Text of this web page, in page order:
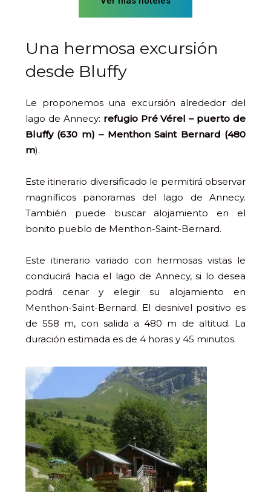
Una hermosa excursión
desde Bluffy
Le proponemos una excursión alrededor del
lago de Annecy: refugio Pré Vérel – puerto de
Bluffy (630 m) – Menthon Saint Bernard (480
m).
Este itinerario diversificado le permitirá observar
magníficos panoramas del lago de Annecy.
También puede buscar alojamiento en el
bonito pueblo de Menthon-Saint-Bernard.
Este itinerario variado con hermosas vistas le
conducirá hacia el lago de Annecy, si lo desea
podrá cenar y elegir su alojamiento en
Menthon-Saint-Bernard. El desnivel positivo es
de 558 m, con salida a 480 m de altitud. La
duración estimada es de 4 horas y 45 minutos.